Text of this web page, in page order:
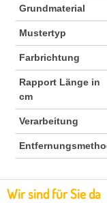
Grundmaterial
Mustertyp
Farbrichtung
Rapport Länge in
cm
Verarbeitung
Wir sind für Sie da